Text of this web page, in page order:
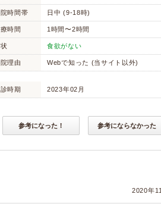
時間帯 日中 (9-18時)
時間 1時間〜2時間
食欲がない
理由 Webで知った (当サイト以外)
時期 2023年02月
参考になった！ 参考にならなかった
2020年